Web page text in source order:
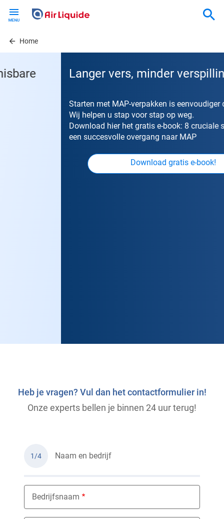
contentHome
Langer vers, minder verspilling!
Starten met MAP-verpakken is eenvoudiger dan u denkt.
Wij helpen u stap voor stap op weg.
Download hier het gratis e-book: 8 cruciale stappen voor
een succesvolle overgang naar MAP
Download gratis e-book!
Heb je vragen? Vul dan het contactformulier in!
Onze experts bellen je binnen 24 uur terug!
1/4 Naam en bedrijf
Bedrijfsnaam